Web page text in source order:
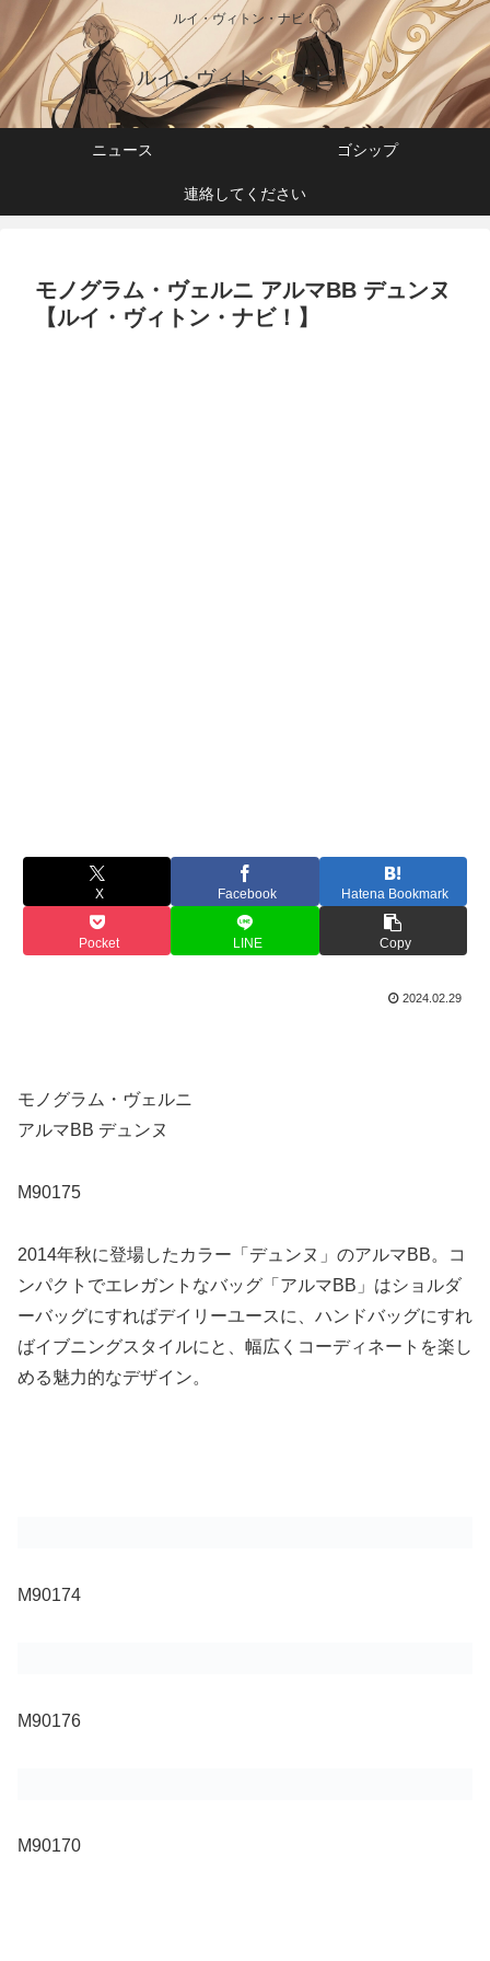
ルイ・ヴィトン・ナビ！
ルイ・ヴィトン・ナビ！
ニュース ゴシップ
連絡してください
モノグラム・ヴェルニ アルマBB デュンヌ
【ルイ・ヴィトン・ナビ！】
X Facebook Hatena Bookmark
Pocket LINE Copy
2024.02.29
モノグラム・ヴェルニ
アルマBB デュンヌ
M90175
2014年秋に登場したカラー「デュンヌ」のアルマBB。コ
ンパクトでエレガントなバッグ「アルマBB」はショルダ
ーバッグにすればデイリーユースに、ハンドバッグにすれ
ばイブニングスタイルにと、幅広くコーディネートを楽し
める魅力的なデザイン。
M90174
M90176
M90170